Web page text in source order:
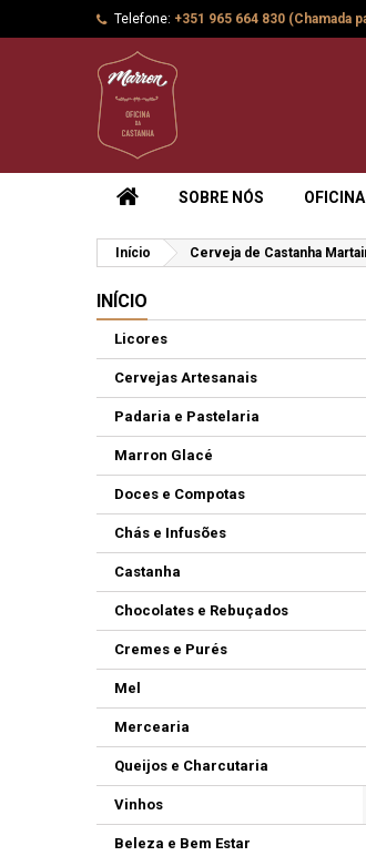
Telefone: +351 965 664 830 (Chamada
SOBRE NÓS
Início Cerveja de Castanha
INÍCIO
Licores
Cervejas Artesanais
Padaria e Pastelaria
Marron Glacé
Doces e Compotas
Chás e Infusões
Castanha
Chocolates e Rebuçados
Cremes e Purés
Mel
Mercearia
Queijos e Charcutaria
Vinhos
Beleza e Bem Estar